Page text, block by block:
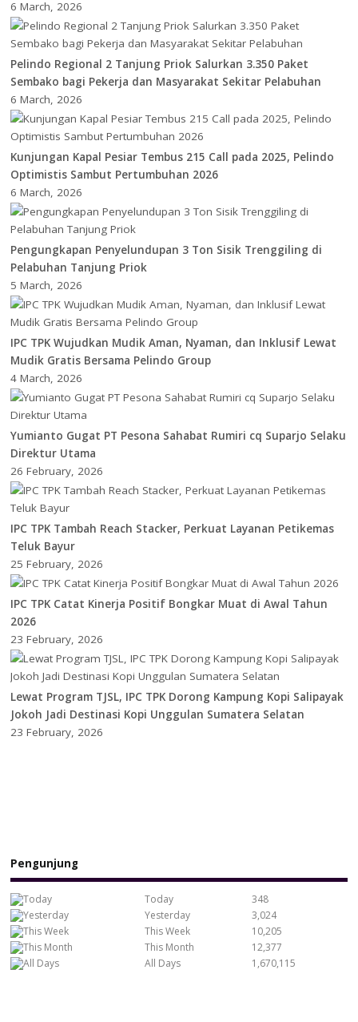
6 March, 2026
Pelindo Regional 2 Tanjung Priok Salurkan 3.350 Paket
Sembako bagi Pekerja dan Masyarakat Sekitar Pelabuhan
6 March, 2026
Kunjungan Kapal Pesiar Tembus 215 Call pada 2025, Pelindo
Optimistis Sambut Pertumbuhan 2026
6 March, 2026
Pengungkapan Penyelundupan 3 Ton Sisik Trenggiling di
Pelabuhan Tanjung Priok
5 March, 2026
IPC TPK Wujudkan Mudik Aman, Nyaman, dan Inklusif Lewat
Mudik Gratis Bersama Pelindo Group
4 March, 2026
Yumianto Gugat PT Pesona Sahabat Rumiri cq Suparjo Selaku
Direktur Utama
26 February, 2026
IPC TPK Tambah Reach Stacker, Perkuat Layanan Petikemas
Teluk Bayur
25 February, 2026
IPC TPK Catat Kinerja Positif Bongkar Muat di Awal Tahun
2026
23 February, 2026
Lewat Program TJSL, IPC TPK Dorong Kampung Kopi Salipayak
Jokoh Jadi Destinasi Kopi Unggulan Sumatera Selatan
23 February, 2026
Pengunjung
Today
348
Yesterday
3,024
This Week
10,205
This Month
12,377
All Days
1,670,115